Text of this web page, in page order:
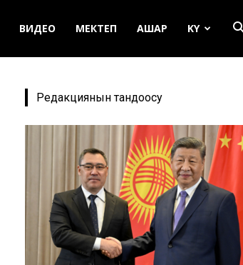
ВИДЕО МЕКТЕП АШАР KY
Редакциянын тандоосу